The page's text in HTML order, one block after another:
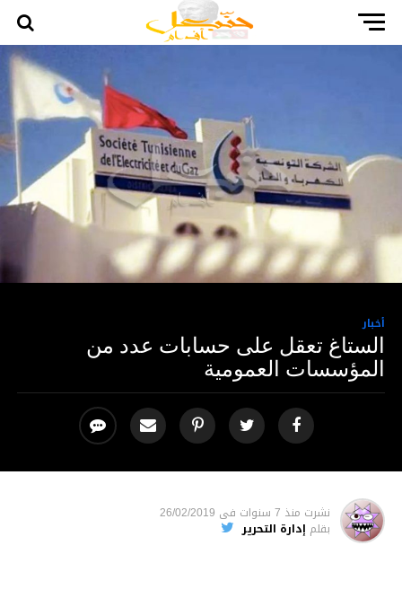
أخبار
الستاغ تعقل على حسابات عدد من
المؤسسات العمومية
نشرت منذ 7 سنوات فى 26/02/2019
بقلم إدارة التحرير